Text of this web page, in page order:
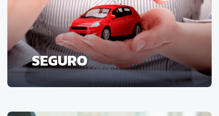
SEGURO